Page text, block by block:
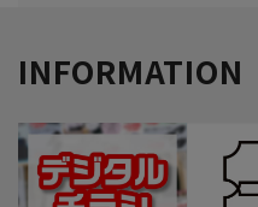
INFORMATION